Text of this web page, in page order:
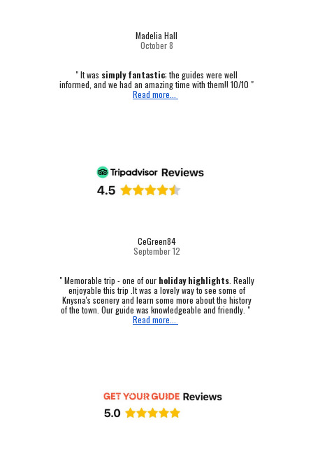
Madelia Hall
October8
" It was simply fantastic; the guides were well
informed, and we had an amazing time with them!! 10/10 "
Read more...
CeGreen84
September 12
"Memorable trip - one of our holiday highlights. Really
enjoyable this trip .It was a lovely way to see some of
Knysna's scenery and learn some more about the history
of the town. Our guide was knowledgeable and friendly. "
Read more...